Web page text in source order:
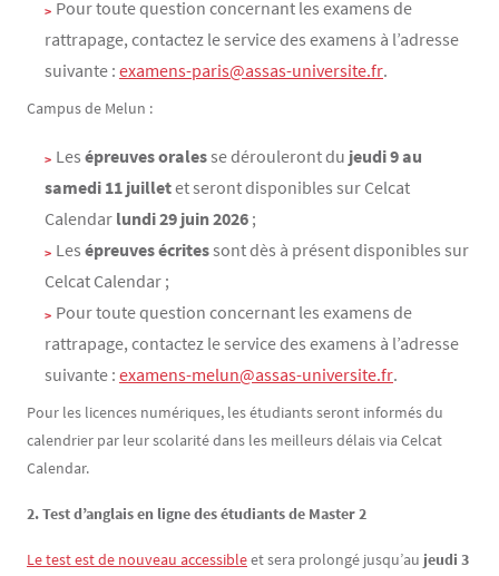
Pour toute question concernant les examens de
rattrapage, contactez le service des examens à l’adresse
suivante : examens-paris@assas-universite.fr.
Campus de Melun :
Les épreuves oralesse dérouleront du jeudi9 au
samedi 11 juilletet seront disponibles sur Celcat
Calendar lundi 29 juin 2026 ;
Les épreuves écritessont dès à présent disponibles sur
Celcat Calendar ;
Pour toute question concernant les examens de
rattrapage, contactez le service des examens à l’adresse
suivante : examens-melun@assas-universite.fr.
Pour les licences numériques, les étudiants seront informés du
calendrier par leur scolarité dans les meilleurs délais via Celcat
Calendar.
2. Test d’anglais en ligne des étudiants de Master 2
Le test est de nouveau accessibleet sera prolongé jusqu’au jeudi 3